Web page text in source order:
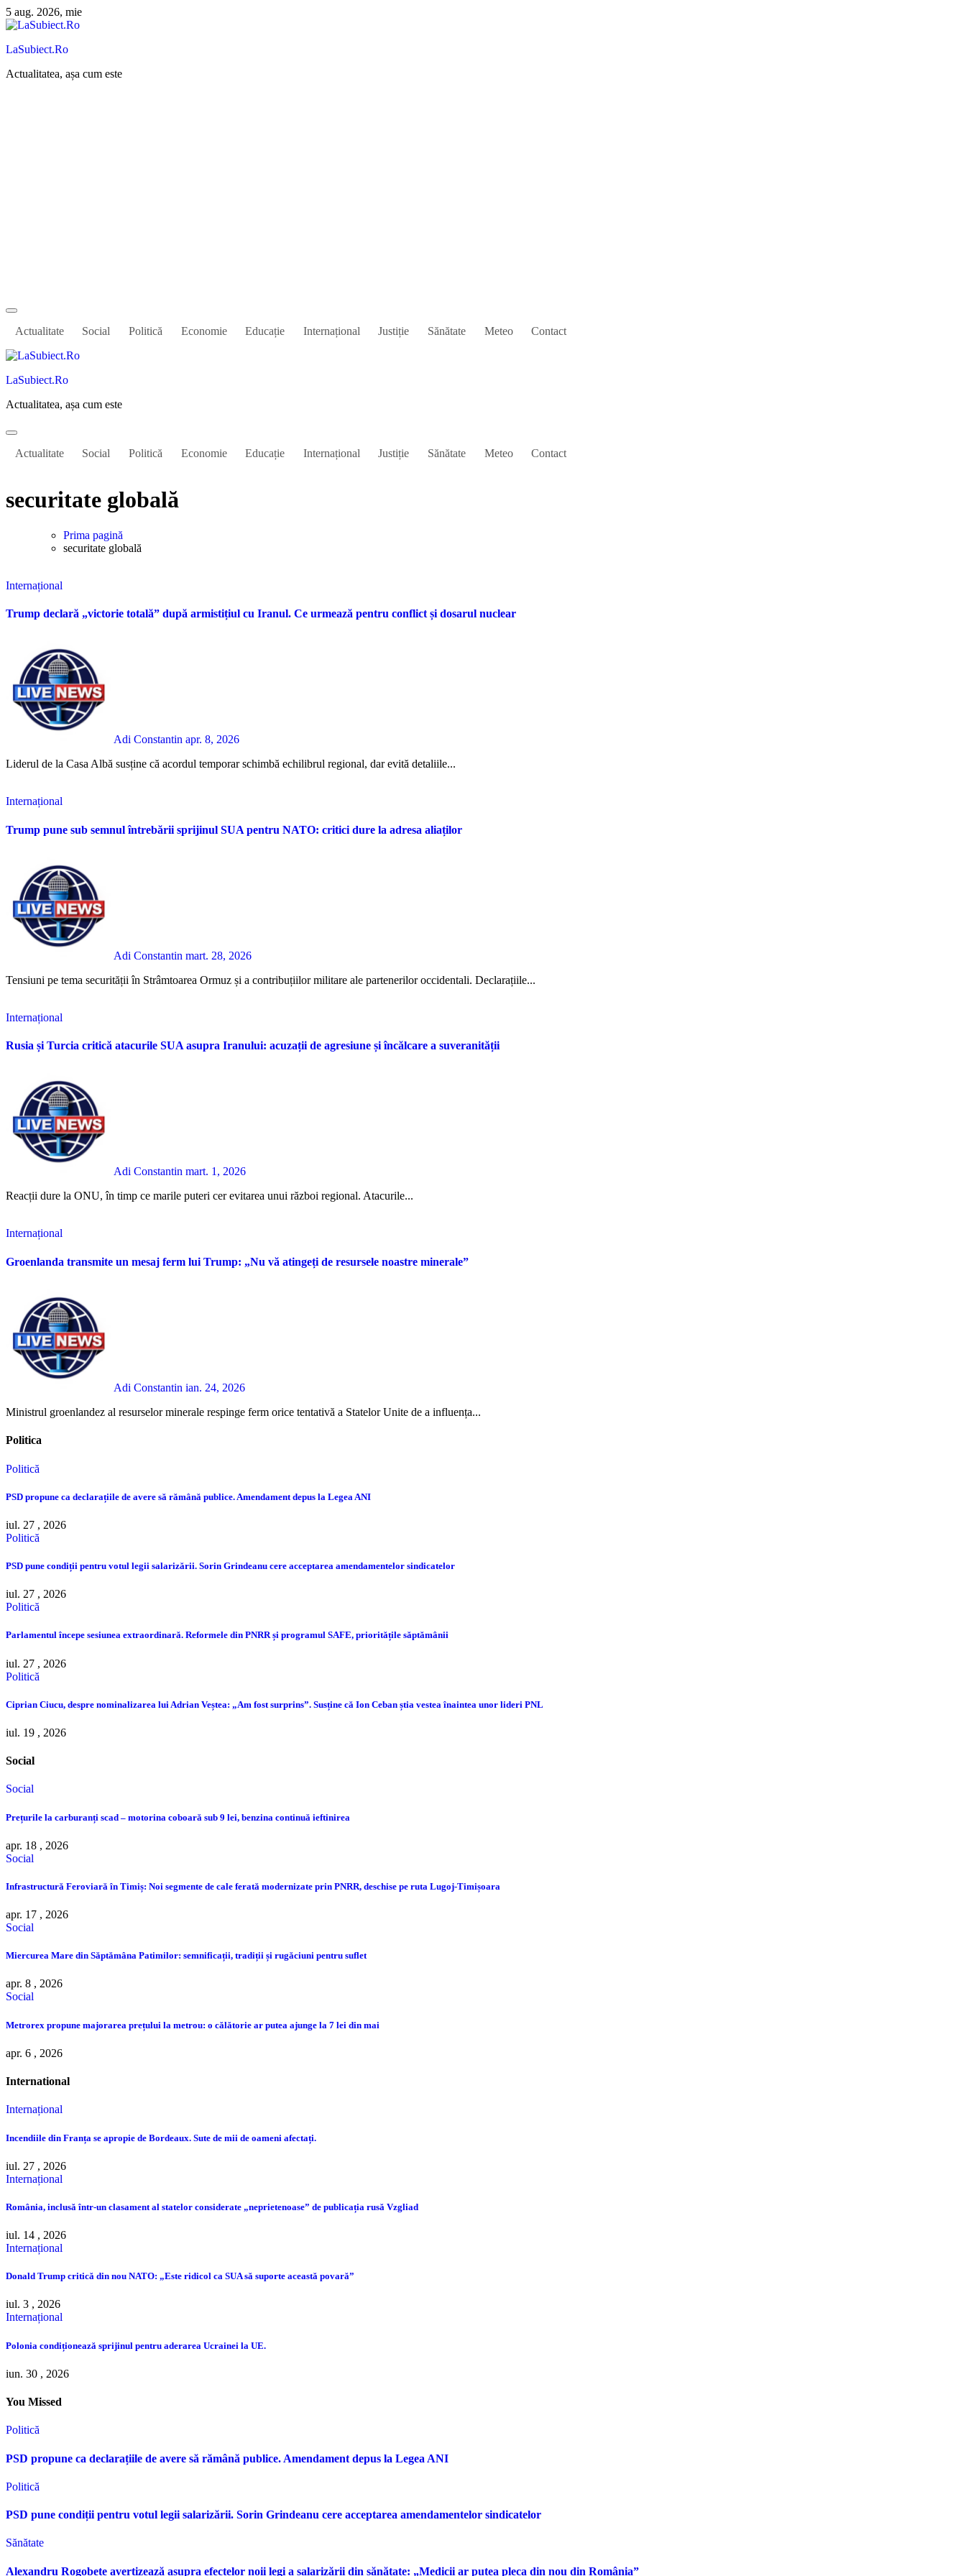
Sari
la
5 aug. 2026, mie
LaSubiect.Ro
Actualitatea, așa cum este
Actualitate Social Politică Economie Educație Internațional Justiție Sănătate Meteo Contact
LaSubiect.Ro
Actualitatea, așa cum este
Actualitate Social Politică Economie Educație Internațional Justiție Sănătate Meteo Contact
securitate globală
Prima pagină
securitate globală
Internațional
Trump declară „victorie totală” după armistițiul cu Iranul. Ce urmează pentru conflict și dosarul nuclear
Adi Constantin apr. 8, 2026
Liderul de la Casa Albă susține că acordul temporar schimbă echilibrul regional, dar evită detaliile...
Internațional
Trump pune sub semnul întrebării sprijinul SUA pentru NATO: critici dure la adresa aliaților
Adi Constantin mart. 28, 2026
Tensiuni pe tema securității în Strâmtoarea Ormuz și a contribuțiilor militare ale partenerilor occidentali. Declarațiile...
Internațional
Rusia și Turcia critică atacurile SUA asupra Iranului: acuzații de agresiune și încălcare a suveranității
Adi Constantin mart. 1, 2026
Reacții dure la ONU, în timp ce marile puteri cer evitarea unui război regional. Atacurile...
Internațional
Groenlanda transmite un mesaj ferm lui Trump: „Nu vă atingeți de resursele noastre minerale”
Adi Constantin ian. 24, 2026
Ministrul groenlandez al resurselor minerale respinge ferm orice tentativă a Statelor Unite de a influența...
Politica
Politică
PSD propune ca declarațiile de avere să rămână publice. Amendament depus la Legea ANI
iul. 27 , 2026
Politică
PSD pune condiții pentru votul legii salarizării. Sorin Grindeanu cere acceptarea amendamentelor sindicatelor
iul. 27 , 2026
Politică
Parlamentul începe sesiunea extraordinară. Reformele din PNRR și programul SAFE, prioritățile săptămânii
iul. 27 , 2026
Politică
Ciprian Ciucu, despre nominalizarea lui Adrian Veștea: „Am fost surprins”. Susține că Ion Ceban știa vestea înaintea unor lideri PNL
iul. 19 , 2026
Social
Social
Prețurile la carburanți scad – motorina coboară sub 9 lei, benzina continuă ieftinirea
apr. 18 , 2026
Social
Infrastructură Feroviară în Timiș: Noi segmente de cale ferată modernizate prin PNRR, deschise pe ruta Lugoj-Timișoara
apr. 17 , 2026
Social
Miercurea Mare din Săptămâna Patimilor: semnificații, tradiții și rugăciuni pentru suflet
apr. 8 , 2026
Social
Metrorex propune majorarea prețului la metrou: o călătorie ar putea ajunge la 7 lei din mai
apr. 6 , 2026
International
Internațional
Incendiile din Franța se apropie de Bordeaux. Sute de mii de oameni afectați.
iul. 27 , 2026
Internațional
România, inclusă într-un clasament al statelor considerate „neprietenoase” de publicația rusă Vzgliad
iul. 14 , 2026
Internațional
Donald Trump critică din nou NATO: „Este ridicol ca SUA să suporte această povară”
iul. 3 , 2026
Internațional
Polonia condiționează sprijinul pentru aderarea Ucrainei la UE.
iun. 30 , 2026
You Missed
Politică
PSD propune ca declarațiile de avere să rămână publice. Amendament depus la Legea ANI
Politică
PSD pune condiții pentru votul legii salarizării. Sorin Grindeanu cere acceptarea amendamentelor sindicatelor
Sănătate
Alexandru Rogobete avertizează asupra efectelor noii legi a salarizării din sănătate: „Medicii ar putea pleca din nou din România”